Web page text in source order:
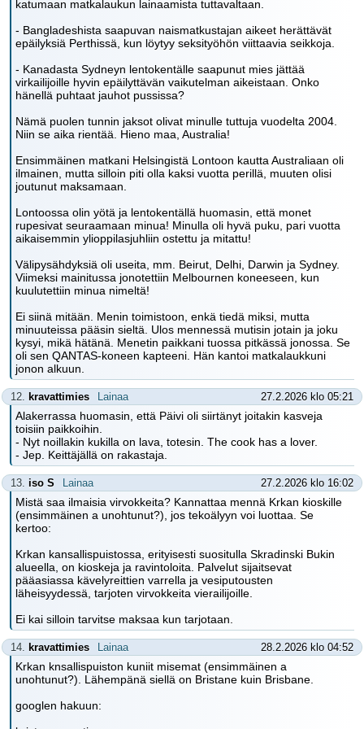
katumaan matkalaukun lainaamista tuttavaltaan.
- Bangladeshista saapuvan naismatkustajan aikeet herättävät
epäilyksiä Perthissä, kun löytyy seksityöhön viittaavia seikkoja.
- Kanadasta Sydneyn lentokentälle saapunut mies jättää
virkailijoille hyvin epäilyttävän vaikutelman aikeistaan. Onko
hänellä puhtaat jauhot pussissa?
Nämä puolen tunnin jaksot olivat minulle tuttuja vuodelta 2004.
Niin se aika rientää. Hieno maa, Australia!
Ensimmäinen matkani Helsingistä Lontoon kautta Australiaan oli
ilmainen, mutta silloin piti olla kaksi vuotta perillä, muuten olisi
joutunut maksamaan.
Lontoossa olin yötä ja lentokentällä huomasin, että monet
rupesivat seuraamaan minua! Minulla oli hyvä puku, pari vuotta
aikaisemmin ylioppilasjuhliin ostettu ja mitattu!
Välipysähdyksiä oli useita, mm. Beirut, Delhi, Darwin ja Sydney.
Viimeksi mainitussa jonotettiin Melbournen koneeseen, kun
kuulutettiin minua nimeltä!
Ei siinä mitään. Menin toimistoon, enkä tiedä miksi, mutta
minuuteissa pääsin sieltä. Ulos mennessä mutisin jotain ja joku
kysyi, mikä hätänä. Menetin paikkani tuossa pitkässä jonossa. Se
oli sen QANTAS-koneen kapteeni. Hän kantoi matkalaukkuni
jonon alkuun.
12. kravattimies Lainaa 27.2.2026 klo 05:21
Alakerrassa huomasin, että Päivi oli siirtänyt joitakin kasveja
toisiin paikkoihin.
- Nyt noillakin kukilla on lava, totesin. The cook has a lover.
- Jep. Keittäjällä on rakastaja.
13. iso S Lainaa 27.2.2026 klo 16:02
Mistä saa ilmaisia virvokkeita? Kannattaa mennä Krkan kioskille
(ensimmäinen a unohtunut?), jos tekoälyyn voi luottaa. Se
kertoo:
Krkan kansallispuistossa, erityisesti suositulla Skradinski Bukin
alueella, on kioskeja ja ravintoloita. Palvelut sijaitsevat
pääasiassa kävelyreittien varrella ja vesiputousten
läheisyydessä, tarjoten virvokkeita vierailijoille.
Ei kai silloin tarvitse maksaa kun tarjotaan.
14. kravattimies Lainaa 28.2.2026 klo 04:52
Krkan knsallispuiston kuniit misemat (ensimmäinen a
unohtunut?). Lähempänä siellä on Bristane kuin Brisbane.
googlen hakuun: